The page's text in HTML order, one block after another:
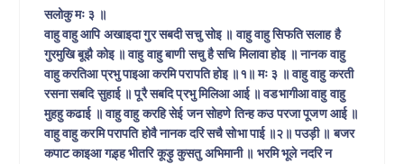
सलोकु मः ३ ॥
वाहु वाहु आपि अखाइदा गुर सबदी सचु सोइ ॥ वाहु वाहु सिफति सलाह है
गुरमुखि बूझै कोइ ॥ वाहु वाहु बाणी सचु है सचि मिलावा होइ ॥ नानक वाहु
वाहु करतिआ प्रभु पाइआ करमि परापति होइ ॥१॥ मः ३ ॥ वाहु वाहु करती
रसना सबदि सुहाई ॥ पूरै सबदि प्रभु मिलिआ आई ॥ वडभागीआ वाहु वाहु
मुहहु कढाई ॥ वाहु वाहु करहि सेई जन सोहणे तिन्ह कउ परजा पूजण आई ॥
वाहु वाहु करमि परापति होवै नानक दरि सचै सोभा पाई ॥२॥ पउड़ी ॥ बजर
कपाट काइआ गड़्ह भीतरि कूड़ु कुसतु अभिमानी ॥ भरमि भूले नदरि न